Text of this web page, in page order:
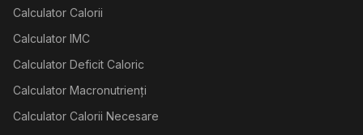
Calculator Calorii
Calculator IMC
Calculator Deficit Caloric
Calculator Macronutrienți
Calculator Calorii Necesare